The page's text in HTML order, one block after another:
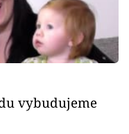
vybudujeme